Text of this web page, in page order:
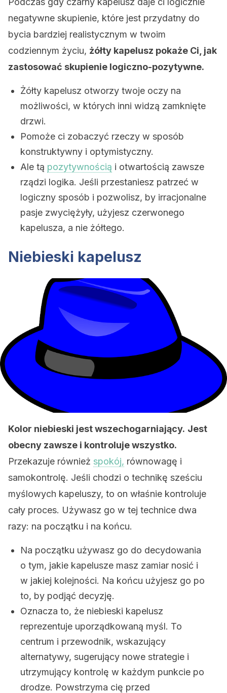
negatywne skupienie, które jest przydatny do
bycia bardziej realistycznym w twoim
codziennym życiu, żółty kapelusz pokaże Ci, jak
zastosować skupienie logiczno-pozytywne.
Żółty kapelusz otworzy twoje oczy na
możliwości, w których inni widzą zamknięte
drzwi.
Pomoże ci zobaczyć rzeczy w sposób
konstruktywny i optymistyczny.
Ale tą pozytywnością i otwartością zawsze
rządzi logika. Jeśli przestaniesz patrzeć w
logiczny sposób i pozwolisz, by irracjonalne
pasje zwyciężyły, użyjesz czerwonego
kapelusza, a nie żółtego.
Niebieski kapelusz
Kolor niebieski jest wszechogarniający. Jest
obecny zawsze i kontroluje wszystko.
Przekazuje również spokój, równowagę i
samokontrolę. Jeśli chodzi o technikę sześciu
myślowych kapeluszy, to on właśnie kontroluje
cały proces. Używasz go w tej technice dwa
razy: na początku i na końcu.
Na początku używasz go do decydowania
o tym, jakie kapelusze masz zamiar nosić i
w jakiej kolejności. Na końcu użyjesz go po
to, by podjąć decyzję.
Oznacza to, że niebieski kapelusz
reprezentuje uporządkowaną myśl. To
centrum i przewodnik, wskazujący
alternatywy, sugerujący nowe strategie i
utrzymujący kontrolę w każdym punkcie po
drodze. Powstrzyma cię przed